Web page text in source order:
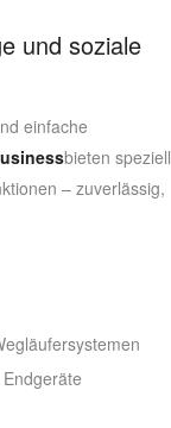
und soziale
einfache
bieten speziell
– zuverlässig,